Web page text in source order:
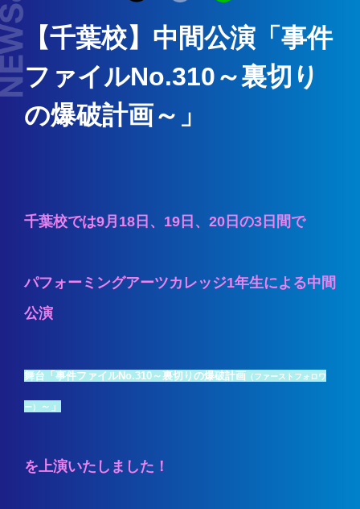
【千葉校】中間公演「事件
ファイルNo.310～裏切り
の爆破計画～」
千葉校では9月18日、19日、20日の3日間で
パフォーミングアーツカレッジ1年生による中間
公演
舞台「事件ファイルNo.310～裏切りの爆破計画 （ファーストフォロワ
ー） ～」
を上演いたしました！